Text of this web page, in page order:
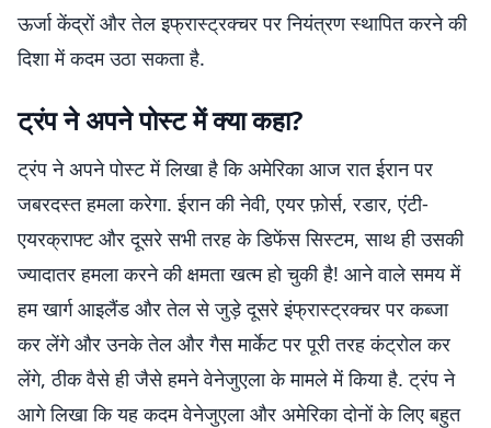
ऊर्जा केंद्रों और तेल इफ्रास्ट्रक्चर पर नियंत्रण स्थापित करने की
दिशा में कदम उठा सकता है.
ट्रंप ने अपने पोस्ट में क्या कहा?
ट्रंप ने अपने पोस्ट में लिखा है कि अमेरिका आज रात ईरान पर
जबरदस्त हमला करेगा. ईरान की नेवी, एयर फ़ोर्स, रडार, एंटी-
एयरक्राफ्ट और दूसरे सभी तरह के डिफेंस सिस्टम, साथ ही उसकी
ज्यादातर हमला करने की क्षमता खत्म हो चुकी है! आने वाले समय में
हम खार्ग आइलैंड और तेल से जुड़े दूसरे इंफ्रास्ट्रक्चर पर कब्जा
कर लेंगे और उनके तेल और गैस मार्केट पर पूरी तरह कंट्रोल कर
लेंगे, ठीक वैसे ही जैसे हमने वेनेजुएला के मामले में किया है. ट्रंप ने
आगे लिखा कि यह कदम वेनेजुएला और अमेरिका दोनों के लिए बहुत